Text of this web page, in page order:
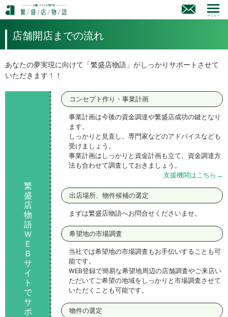
メニュー
店舗開店までの流れ
あなたの夢実現に向けて「繁盛店物語」がしっかりサポートさせて
いただきます！！
繁
盛
店
物
語
Ｗ
Ｅ
Ｂ
サ
イ
ト
で
サ
ポ
コンセプト作り・事業計画
事業計画は今後の資金調達や繁盛店成功の鍵となり
ます。
しっかりと見直し、専門家などのアドバイスなども
受けましょう。
事業計画はしっかりと資金計画も立て、資金調達方
法も合わせて調査しておきましょう。
支援機関はこちら→
出店場所、物件候補の選定
まずは繁盛店物語へお問合せくださいませ。
希望地の市場調査
当社では希望地の市場調査もお手伝いすることも可
能です。
WEB登録で簡易な希望地周辺の店舗調査やご来店い
ただいてご希望の地域をしっかりと市場調査させて
いただくことも可能です。
物件の選定